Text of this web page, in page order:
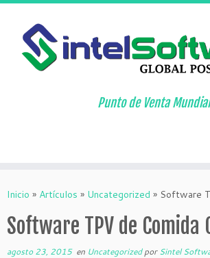
Punto de Venta Mundial
Inicio » Artículos » Uncategorized » Software
Software TPV de Comida
agosto 23, 2015en UncategorizedporSintel